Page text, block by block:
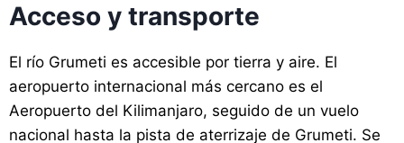
Acceso y transporte
El río Grumeti es accesible por tierra y aire. El
aeropuerto internacional más cercano es el
Aeropuerto del Kilimanjaro, seguido de un vuelo
nacional hasta la pista de aterrizaje de Grumeti. Se